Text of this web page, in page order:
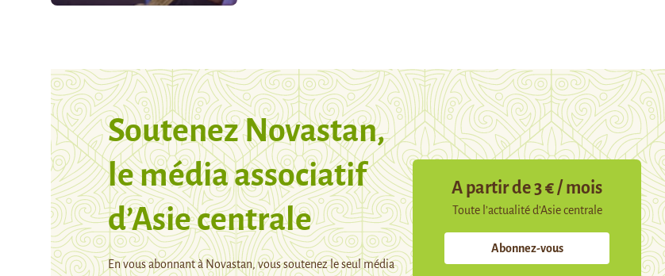
Soutenez Novastan,
le média associatif
d’Asie centrale
En vous abonnant à Novastan, vous soutenez le seul média
A partir de 3 € / mois
Toute l’actualité d’Asie centrale
Abonnez-vous